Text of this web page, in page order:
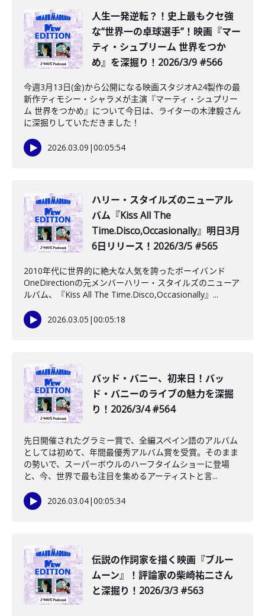
️人生一発逆転？！史上最もクセ強
な“世界一の卓球選手”！映画『マー
ティ・シュプリーム 世界をつか
め』を深掘り！2026/3/9 #566
今週3月13日(金)から公開になる映画スタジオA24製作の最
新作ティモシー・シャラメが主演『マーティ・シュプリー
ム 世界をつかめ』について今日は、ライターの木津毅さん
に深掘りしていただきました！
2026.03.09 |00:05:54
ハリー・スタイルズのニューアル
バム『Kiss All The
Time.Disco,Occasionally』明日3月
6日リリース！2026/3/5 #565
2010年代に世界的に絶大な人気を誇ったボーイバンド
OneDirectionの元メンバーハリー・スタイルズのニューア
ルバム、『Kiss All The Time.Disco,Occasionally』...
2026.03.05 |00:05:18
バッド・バニー、初来日！バッ
ド・バニーのライブの魅力を深掘
り！2026/3/4 #564
先日開催されたグラミー賞で、全編スペイン語のアルバム
としては初めて、年間最優秀アルバム賞を受賞。そのまま
の勢いで、スーパーボウルのハーフタイムショーに登場
と、今、世界で最も注目を集めるアーティストと言...
2026.03.04|00:05:34
️伝説の作詞家を描く映画『ブルー
ムーン』！評論家の柴崎祐二さん
と深掘り！2026/3/3 #563